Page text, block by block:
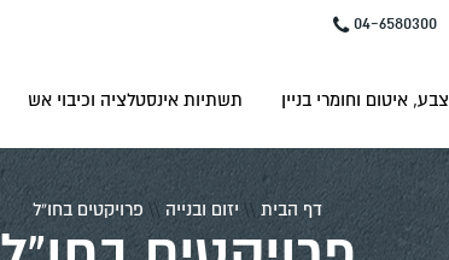
04-6580300
צבע, איטום וחומרי בניין תשתיות אינסטלציה וכיבוי אש
דף הבית \\ יזום ובנייה \\ פרויקטים בחו”ל